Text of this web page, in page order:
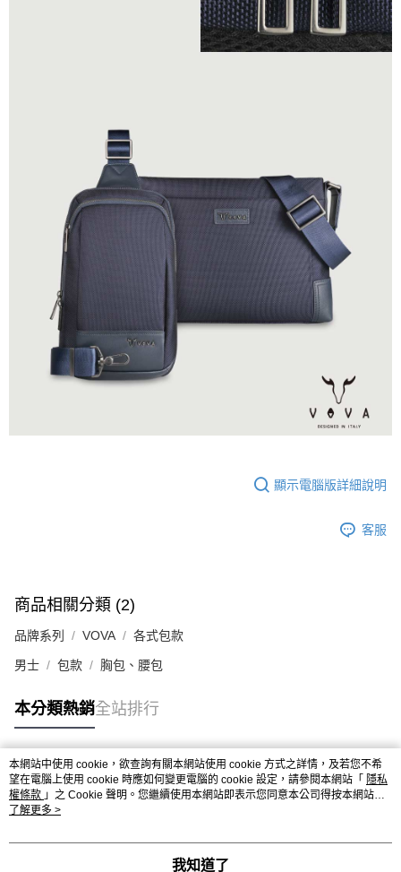
顯示電腦版詳細說明
客服
商品相關分類 (2)
品牌系列 VOVA 各式包款
男士 包款 胸包、腰包
本分類熱銷全站排行
熱門標籤
本網站中使用 cookie，欲查詢有關本網站使用 cookie 方式之詳情，及若您不希
望在電腦上使用 cookie 時應如何變更電腦的 cookie 設定，請參閱本網站「 隱私
權條款 」之 Cookie 聲明。您繼續使用本網站即表示您同意本公司得按本網站使
用條款之 Cookie 聲明使用 cookie。
了解更多 >
我知道了